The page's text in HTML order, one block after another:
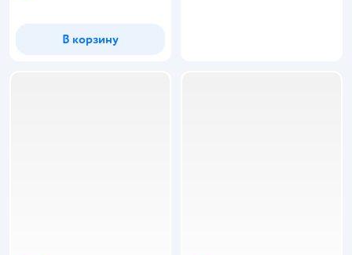
В корзину